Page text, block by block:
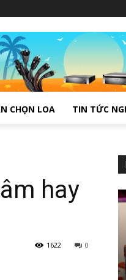
CHỌN LOA TIN TỨC
hay
0
1622